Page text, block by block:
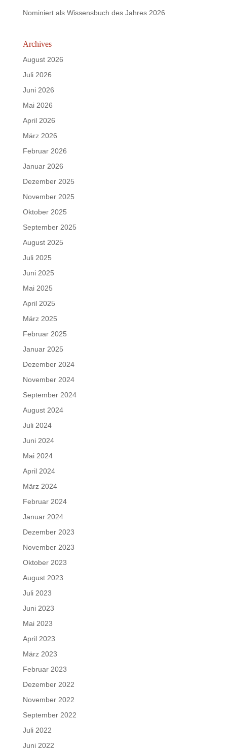
Nominiert als Wissensbuch des Jahres 2026
Archives
August 2026
Juli 2026
Juni 2026
Mai 2026
April 2026
März 2026
Februar 2026
Januar 2026
Dezember 2025
November 2025
Oktober 2025
September 2025
August 2025
Juli 2025
Juni 2025
Mai 2025
April 2025
März 2025
Februar 2025
Januar 2025
Dezember 2024
November 2024
September 2024
August 2024
Juli 2024
Juni 2024
Mai 2024
April 2024
März 2024
Februar 2024
Januar 2024
Dezember 2023
November 2023
Oktober 2023
August 2023
Juli 2023
Juni 2023
Mai 2023
April 2023
März 2023
Februar 2023
Dezember 2022
November 2022
September 2022
Juli 2022
Juni 2022